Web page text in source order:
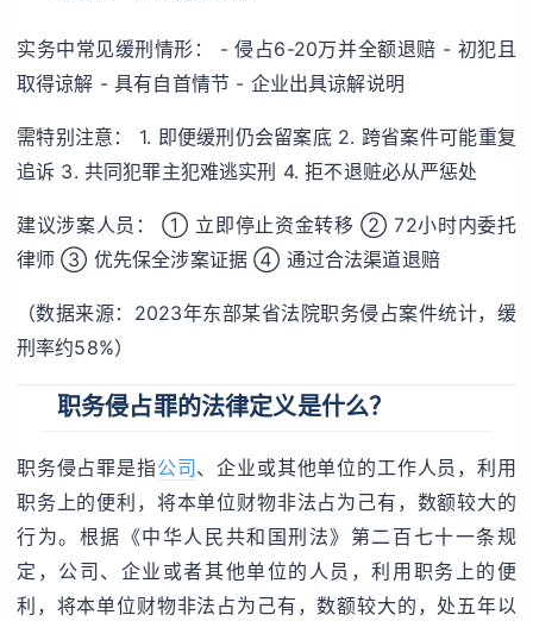
实务中常见缓刑情形： - 侵占6-20万并全额退赔 - 初犯且
取得谅解 - 具有自首情节 - 企业出具谅解说明
需特别注意： 1. 即便缓刑仍会留案底 2. 跨省案件可能重复
追诉 3. 共同犯罪主犯难逃实刑 4. 拒不退赃必从严惩处
建议涉案人员： ① 立即停止资金转移 ② 72小时内委托
律师 ③ 优先保全涉案证据 ④ 通过合法渠道退赔
（数据来源：2023年东部某省法院职务侵占案件统计，缓
刑率约58%）
职务侵占罪的法律定义是什么？
职务侵占罪是指公司、企业或其他单位的工作人员，利用
职务上的便利，将本单位财物非法占为己有，数额较大的
行为。根据《中华人民共和国刑法》第二百七十一条规
定，公司、企业或者其他单位的人员，利用职务上的便
利，将本单位财物非法占为己有，数额较大的，处五年以